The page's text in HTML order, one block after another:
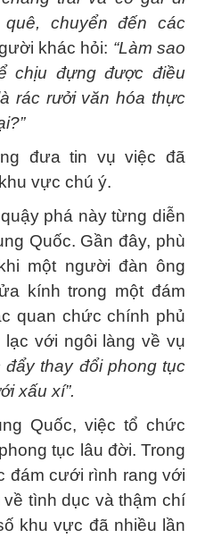
chuyển đến các
khác hỏi: “Làm sao
chịu đựng được điều
rác rưởi văn hóa thực
đưa tin vụ việc đã
vực chú ý.
phá này từng diễn
Quốc. Gần đây, phù
một người đàn ông
kính trong một đám
quan chức chính phủ
với ngôi làng về vụ
đẩy thay đổi phong tục
xấu xí”.
Quốc, việc tổ chức
tục lâu đời. Trong
đám cưới rình rang với
tình dục và thậm chí
khu vực đã nhiều lần